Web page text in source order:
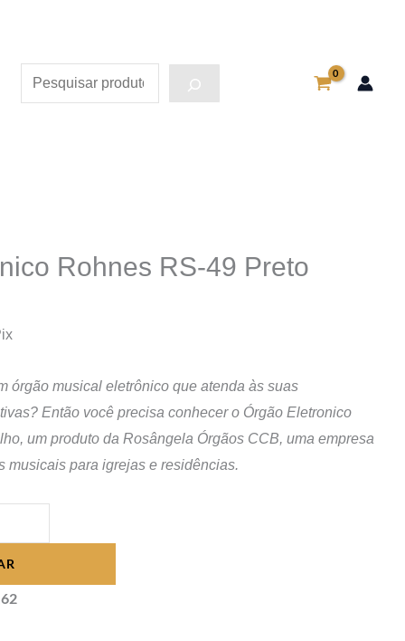
Pesquisa
Rohnes RS-49 Preto
órgão musical eletrônico que atenda às suas
Então você precisa conhecer o Órgão Eletronico
um produto da Rosângela Órgãos CCB, uma empresa
musicais para igrejas e residências.